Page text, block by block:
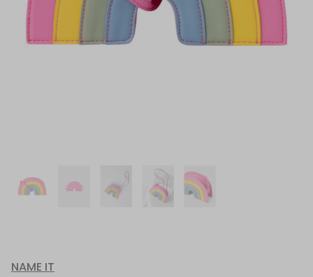
NAME IT